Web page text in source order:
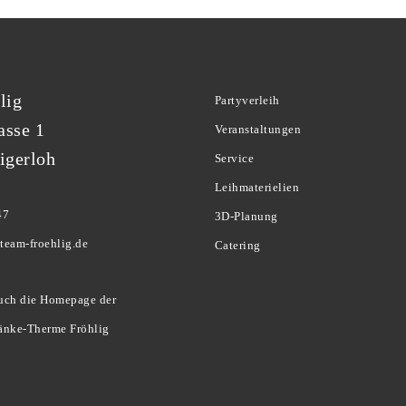
1
froehlig.de
die Homepage der
Therme Fröhlig
Partyverleih
Veranstaltungen
Service
Leihmaterielien
3D-Planung
Catering